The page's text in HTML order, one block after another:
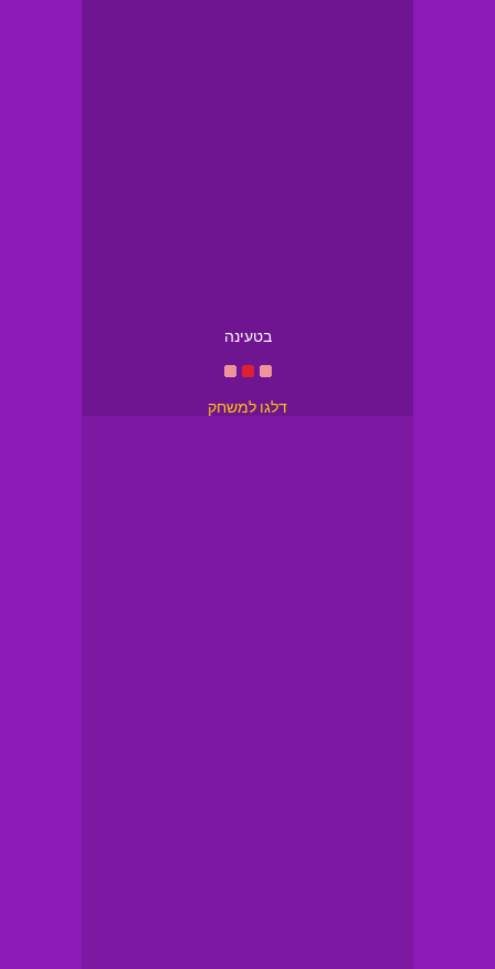
בטעינה
דלגו למשחק